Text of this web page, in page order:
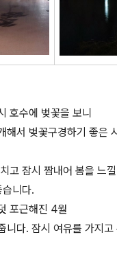
호수에 벚꽃을 보니
해서 벚꽃구경하기 좋은
고 잠시 짬내어 봄을 느
니다.
포근해진 4월
니다. 잠시 여유를 가지고